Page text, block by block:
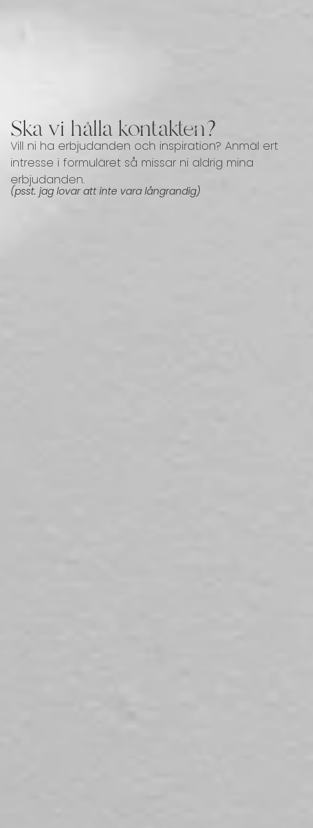
Ska vi hålla kontakten?
Vill ni ha erbjudanden och inspiration? Anmäl ert
intresse i formuläret så missar ni aldrig mina
erbjudanden.
(psst. jag lovar att inte vara långrandig)